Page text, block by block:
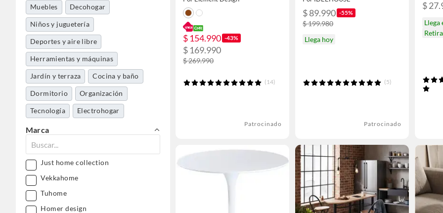
Muebles Decohogar
Niños y juguetería
Deportes y aire libre
Herramientas y máquinas
Jardín y terraza Cocina y baño
Dormitorio Organización
Tecnología Electrohogar
Ferretería
Mundo bebé
Belleza, higiene y salud
Aseo y limpieza
Librería y celebraciones
Marca
Just home collection
Vekkahome
Tuhome
Homer design
$ 154.990 -43%
$ 169.990
$ 269.990
(14)
Patrocinado
$ 89.990 -55%
$ 199.980
Llega hoy
(5)
Patrocinado
$
Llega